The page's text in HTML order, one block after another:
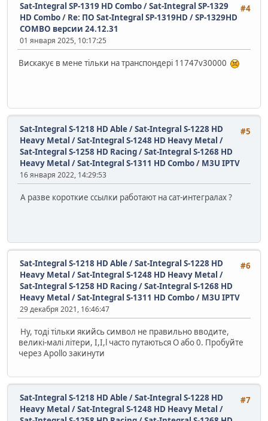
#4
Sat-Integral SP-1319 HD Combo / Sat-Integral SP-1329
HD Combo/ Re: ПО Sat-Integral SP-1319HD / SP-1329HD
COMBO версии 24.12.31
01 января 2025, 10:17:25
Вискакує в мене тільки на транспондері 11747v30000
#5
Sat-Integral S-1218 HD Able / Sat-Integral S-1228 HD
Heavy Metal / Sat-Integral S-1248 HD Heavy Metal /
Sat-Integral S-1258 HD Racing / Sat-Integral S-1268 HD
Heavy Metal / Sat-Integral S-1311 HD Combo/ M3U IPTV
16 января 2022, 14:29:53
А разве короткие ссылки работают на сат-интегралах ?
#6
Sat-Integral S-1218 HD Able / Sat-Integral S-1228 HD
Heavy Metal / Sat-Integral S-1248 HD Heavy Metal /
Sat-Integral S-1258 HD Racing / Sat-Integral S-1268 HD
Heavy Metal / Sat-Integral S-1311 HD Combo/ M3U IPTV
29 декабря 2021, 16:46:47
Ну, тоді тільки якийсь символ не правильно вводите,
великі-малі літери, І,I,l часто путаються О або 0. Пробуйте
через Apollo закинути
#7
Sat-Integral S-1218 HD Able / Sat-Integral S-1228 HD
Heavy Metal / Sat-Integral S-1248 HD Heavy Metal /